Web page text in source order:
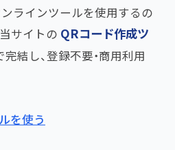
ンラインツールを使用するの
サイトの QRコード作成ツ
結し、登録不要・商用利用
を使う